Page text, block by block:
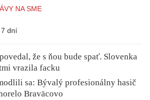
NA SME
7 dní
že s ňou bude spať. Slovenka
vrazila facku
sa: Bývalý profesionálny hasič
Braväcovo